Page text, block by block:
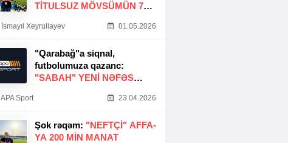
TITULSUZ MÖVSÜMÜN 7
İsmayıl Xeyrullayev 01.05.2026
"Qarabağ"a siqnal,
futbolumuza qazanc:
"SABAH" YENI NƏFƏS
APA Sport 23.04.2026
Şok rəqəm: "NEFTÇI" AFFA-
YA 200 MIN MANAT